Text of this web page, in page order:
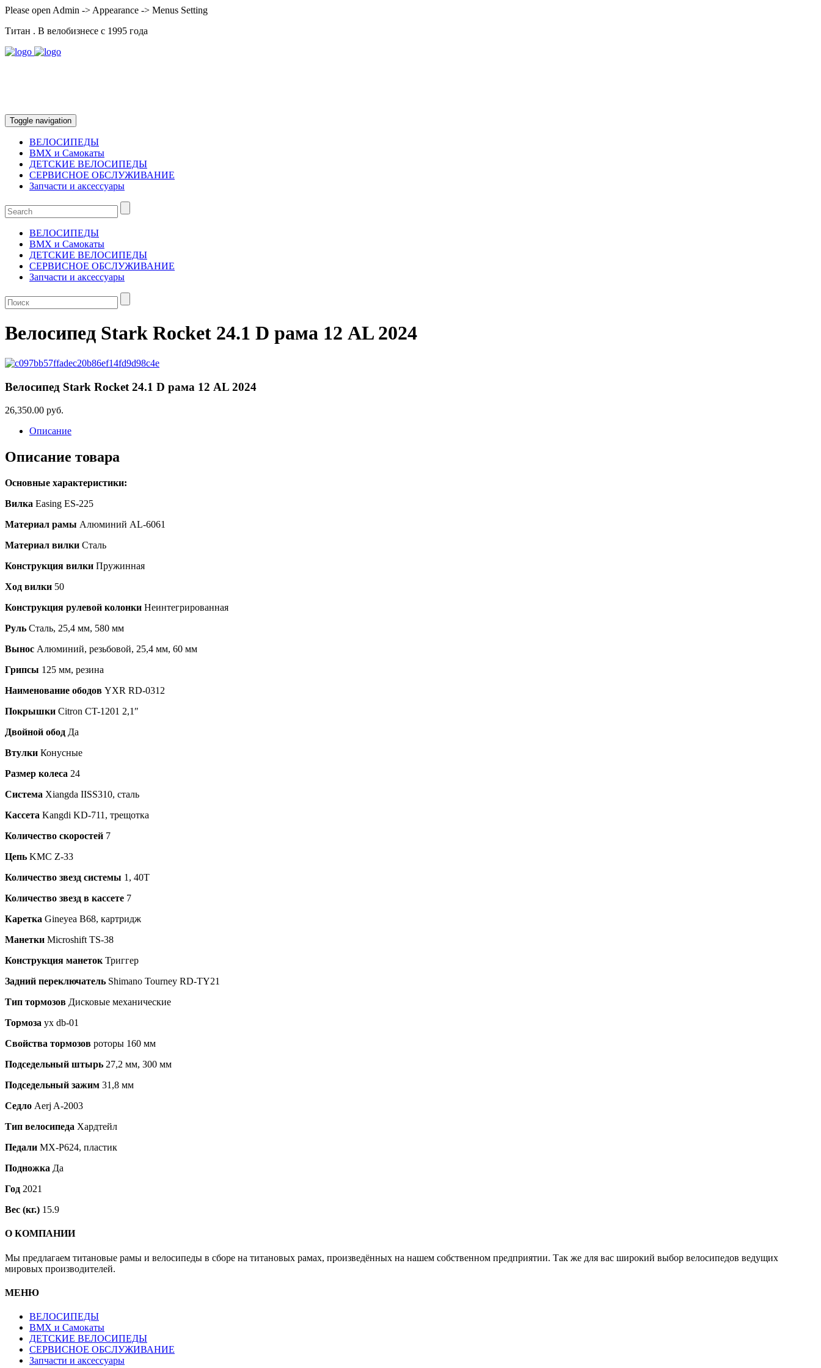
Please open Admin -> Appearance -> Menus Setting
Титан . В велобизнесе с 1995 года
Toggle navigation
ВЕЛОСИПЕДЫ
BMX и Самокаты
ДЕТСКИЕ ВЕЛОСИПЕДЫ
СЕРВИСНОЕ ОБСЛУЖИВАНИЕ
Запчасти и аксессуары
ВЕЛОСИПЕДЫ
BMX и Самокаты
ДЕТСКИЕ ВЕЛОСИПЕДЫ
СЕРВИСНОЕ ОБСЛУЖИВАНИЕ
Запчасти и аксессуары
Велосипед Stark Rocket 24.1 D рама 12 AL 2024
Велосипед Stark Rocket 24.1 D рама 12 AL 2024
26,350.00 руб.
Описание
Описание товара
Основные характеристики:
Вилка Easing ES-225
Материал рамы Алюминий AL-6061
Материал вилки Сталь
Конструкция вилки Пружинная
Ход вилки 50
Конструкция рулевой колонки Неинтегрированная
Руль Сталь, 25,4 мм, 580 мм
Вынос Алюминий, резьбовой, 25,4 мм, 60 мм
Грипсы 125 мм, резина
Наименование ободов YXR RD-0312
Покрышки Citron CT-1201 2,1″
Двойной обод Да
Втулки Конусные
Размер колеса 24
Система Xiangda IISS310, сталь
Кассета Kangdi KD-711, трещотка
Количество скоростей 7
Цепь KMC Z-33
Количество звезд системы 1, 40T
Количество звезд в кассете 7
Каретка Gineyea B68, картридж
Манетки Microshift TS-38
Конструкция манеток Триггер
Задний переключатель Shimano Tourney RD-TY21
Тип тормозов Дисковые механические
Тормоза yx db-01
Свойства тормозов роторы 160 мм
Подседельный штырь 27,2 мм, 300 мм
Подседельный зажим 31,8 мм
Седло Aerj A-2003
Тип велосипеда Хардтейл
Педали MX-P624, пластик
Подножка Да
Год 2021
Вес (кг.) 15.9
О КОМПАНИИ
Мы предлагаем титановые рамы и велосипеды в сборе на титановых рамах, произведённых на нашем собственном предприятии. Так же для вас широкий выбор велосипедов ведущих
мировых производителей.
МЕНЮ
ВЕЛОСИПЕДЫ
BMX и Самокаты
ДЕТСКИЕ ВЕЛОСИПЕДЫ
СЕРВИСНОЕ ОБСЛУЖИВАНИЕ
Запчасти и аксессуары